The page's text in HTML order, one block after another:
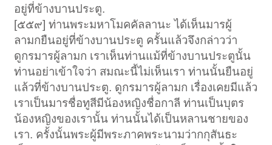
อยู่ที่ข้างบานประตู.
[๕๕๙] ท่านพระมหาโมคคัลลานะ ได้เห็นมารผู้
ลามกยืนอยู่ที่ข้างบานประตู ครั้นแล้วจึงกล่าวว่า
ดูกรมารผู้ลามก เราเห็นท่านแม้ที่ข้างบานประตูนั้น
ท่านอย่าเข้าใจว่า สมณะนี้ไม่เห็นเรา ท่านนั้นยืนอยู่
แล้วที่ข้างบานประตู. ดูกรมารผู้ลามก เรื่องเคยมีแล้ว
เราเป็นมารชื่อทูสีมีน้องหญิงชื่อกาลี ท่านเป็นบุตร
น้องหญิงของเรานั้น ท่านนั้นได้เป็นหลานชายของ
เรา. ครั้งนั้นพระผู้มีพระภาคพระนามว่ากกุสันธะ